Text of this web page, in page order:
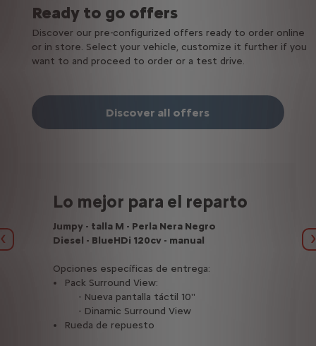
Ready to go offers
Discover our pre-configurized offers ready to order online
or in store. Select your vehicle, customize it further if you
want to and proceed to order or a test drive.
Discover all offers
Anterior
Lo mejor para el reparto
Jumpy - talla M - Perla Nera Negro
Diesel - BlueHDi 120cv - manual
Opciones específicas de entrega:
Pack Surround View:
- Nueva pantalla táctil 10''
- Dinamic Surround View
Rueda de repuesto